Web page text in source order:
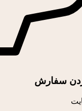
سفارش